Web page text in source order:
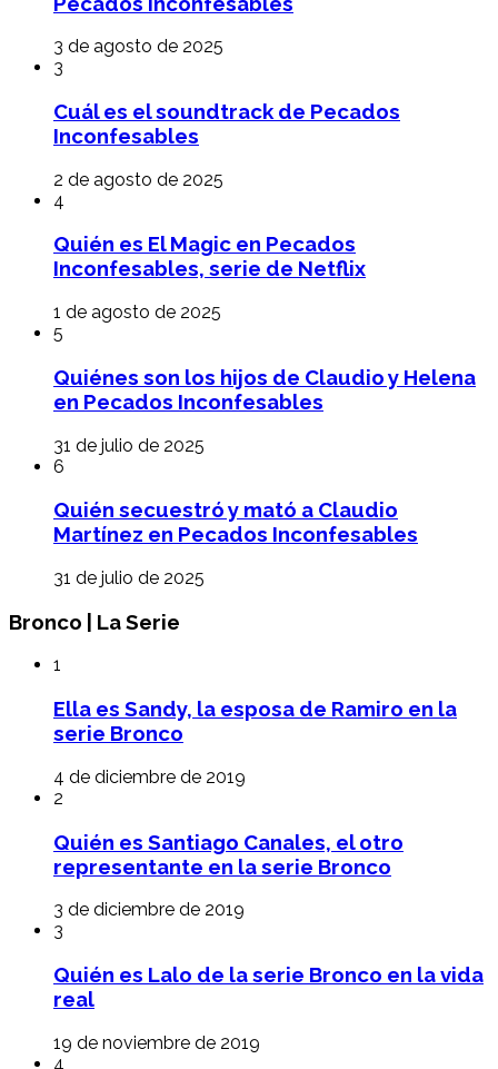
3 de agosto de 2025
3
Cuál es el soundtrack de Pecados
Inconfesables
2 de agosto de 2025
4
Quién es El Magic en Pecados
Inconfesables, serie de Netflix
1 de agosto de 2025
5
Quiénes son los hijos de Claudio y Helena
en Pecados Inconfesables
31 de julio de 2025
6
Quién secuestró y mató a Claudio
Martínez en Pecados Inconfesables
31 de julio de 2025
Bronco | La Serie
1
Ella es Sandy, la esposa de Ramiro en la
serie Bronco
4 de diciembre de 2019
2
Quién es Santiago Canales, el otro
representante en la serie Bronco
3 de diciembre de 2019
3
Quién es Lalo de la serie Bronco en la vida
real
19 de noviembre de 2019
4